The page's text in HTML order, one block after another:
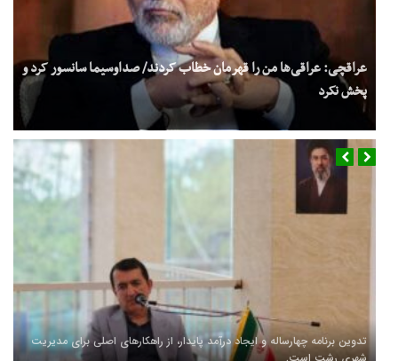
عراقچی: عراقی‌ها من را قهرمان خطاب کردند/ صداوسیما سانسور کرد و
پخش نکرد
فوری/ اکبر عبدی درگذشت
تدوین برنامه چهارساله و ایجاد درآمد پایدار، از راهکارهای اصلی برای مدیریت
سفر شهردار و رئیس شورای شهر رشت به کشور چین